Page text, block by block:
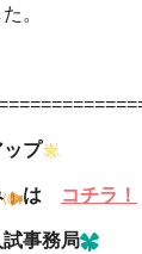
。
プ
は コチラ！
事務局